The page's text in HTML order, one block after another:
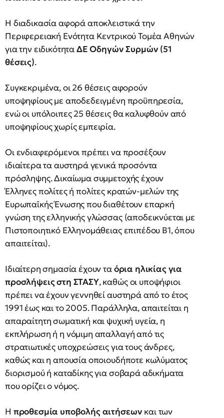
Η διαδικασία αφορά αποκλειστικά την
Περιφερειακή Ενότητα Κεντρικού Τομέα Αθηνών
για την ειδικότηταΔΕ Οδηγών Συρμών (51
θέσεις).
Συγκεκριμένα, οι 26 θέσεις αφορούν
υποψηφίους με αποδεδειγμένη προϋπηρεσία,
ενώ οι υπόλοιπες 25 θέσεις θα καλυφθούν από
υποψηφίους χωρίς εμπειρία.
Οι ενδιαφερόμενοι πρέπει να προσέξουν
ιδιαίτερα τα αυστηρά γενικά προσόντα
πρόσληψης. Δικαίωμα συμμετοχής έχουν
Έλληνες πολίτες ή πολίτες κρατών-μελών της
Ευρωπαϊκής Ένωσης που διαθέτουν επαρκή
γνώση της ελληνικής γλώσσας (αποδεικνύεται με
Πιστοποιητικό Ελληνομάθειας επιπέδου Β1, όπου
απαιτείται).
Ιδιαίτερη σημασία έχουν ταόρια ηλικίας για
προσλήψεις στη ΣΤΑΣΥ, καθώς οι υποψήφιοι
πρέπει να έχουν γεννηθεί αυστηρά από το έτος
1991 έως και το 2005. Παράλληλα, απαιτείται η
απαραίτητη σωματική και ψυχική υγεία, η
εκπλήρωση ή η νόμιμη απαλλαγή από τις
στρατιωτικές υποχρεώσεις για τους άνδρες,
καθώς και η απουσία οποιουδήποτε κωλύματος
διορισμού ή καταδίκης για σοβαρά αδικήματα
που ορίζει ο νόμος.
Η προθεσμία υποβολής αιτήσεων και των